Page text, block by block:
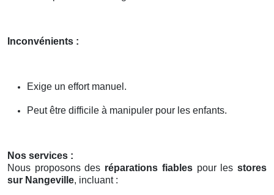
Inconvénients :
Exige un effort manuel.
Peut être difficile à manipuler pour les enfants.
Nos services :
Nous proposons des réparations fiablespour lesstores
sur Nangeville, incluant :